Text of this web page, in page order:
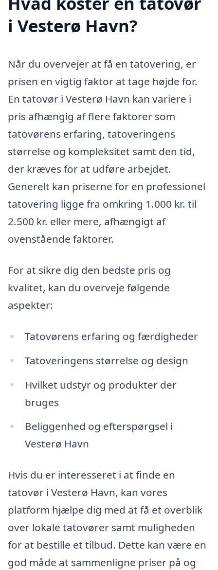
i Vesterø Havn?
Når du overvejer at få en tatovering, er
prisen en vigtig faktor at tage højde for.
En tatovør i Vesterø Havn kan variere i
pris afhængig af flere faktorer som
tatovørens erfaring, tatoveringens
størrelse og kompleksitet samt den tid,
der kræves for at udføre arbejdet.
Generelt kan priserne for en professionel
tatovering ligge fra omkring 1.000 kr. til
2.500 kr. eller mere, afhængigt af
ovenstående faktorer.
For at sikre dig den bedste pris og
kvalitet, kan du overveje følgende
aspekter:
Tatovørens erfaring og færdigheder
Tatoveringens størrelse og design
Hvilket udstyr og produkter der
bruges
Beliggenhed og efterspørgsel i
Vesterø Havn
Hvis du er interesseret i at finde en
tatovør i Vesterø Havn, kan vores
platform hjælpe dig med at få et overblik
over lokale tatovører samt muligheden
for at bestille et tilbud. Dette kan være en
god måde at sammenligne priser på og